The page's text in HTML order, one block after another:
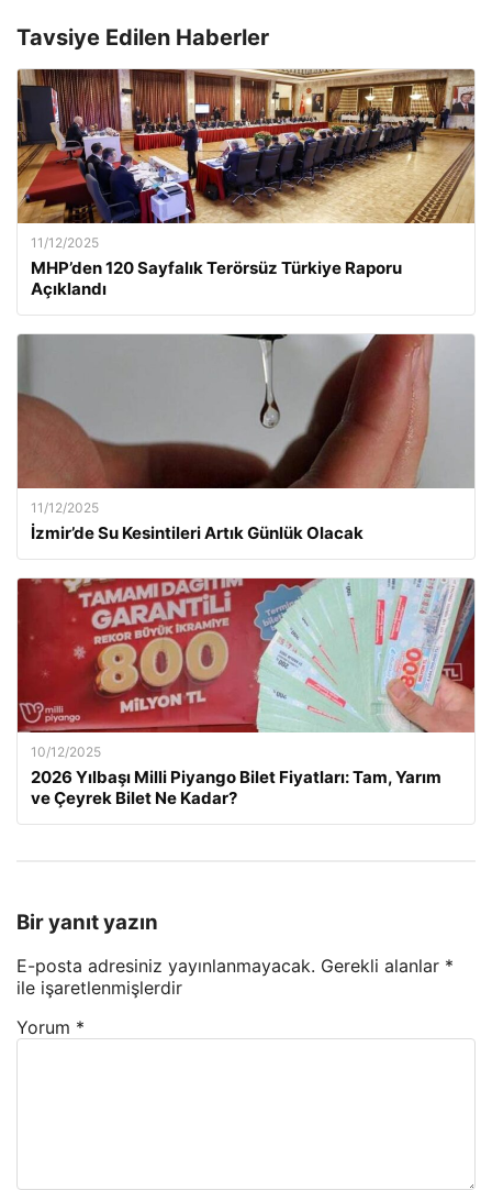
Tavsiye Edilen Haberler
11/12/2025
MHP’den 120 Sayfalık Terörsüz Türkiye Raporu
Açıklandı
11/12/2025
İzmir’de Su Kesintileri Artık Günlük Olacak
10/12/2025
2026 Yılbaşı Milli Piyango Bilet Fiyatları: Tam, Yarım
ve Çeyrek Bilet Ne Kadar?
Bir yanıt yazın
E-posta adresiniz yayınlanmayacak. Gerekli alanlar *
ile işaretlenmişlerdir
Yorum *